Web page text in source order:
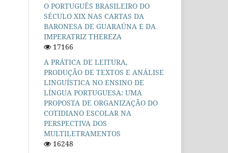
O PORTUGUÊS BRASILEIRO DO
SÉCULO XIX NAS CARTAS DA
BARONESA DE GUARAÚNA E DA
IMPERATRIZ THEREZA
17166
A PRÁTICA DE LEITURA,
PRODUÇÃO DE TEXTOS E ANÁLISE
LINGUÍSTICA NO ENSINO DE
LÍNGUA PORTUGUESA: UMA
PROPOSTA DE ORGANIZAÇÃO DO
COTIDIANO ESCOLAR NA
PERSPECTIVA DOS
MULTILETRAMENTOS
16248